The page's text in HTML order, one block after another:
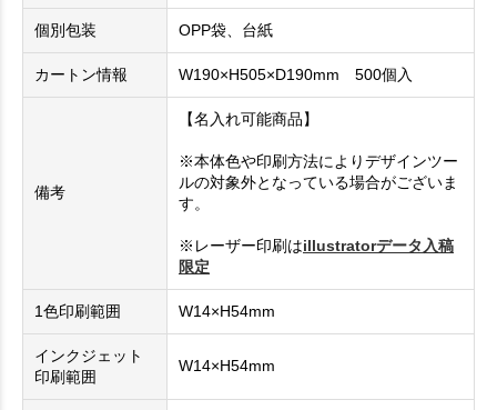
個別包装 OPP袋、台紙
カートン情報 W190×H505×D190mm 500個入
備考
【名入れ可能商品】
※本体色や印刷方法によりデザインツー
ルの対象外となっている場合がございま
す。
※レーザー印刷はillustratorデータ入稿
限定
1色印刷範囲 W14×H54mm
インクジェット
印刷範囲
W14×H54mm